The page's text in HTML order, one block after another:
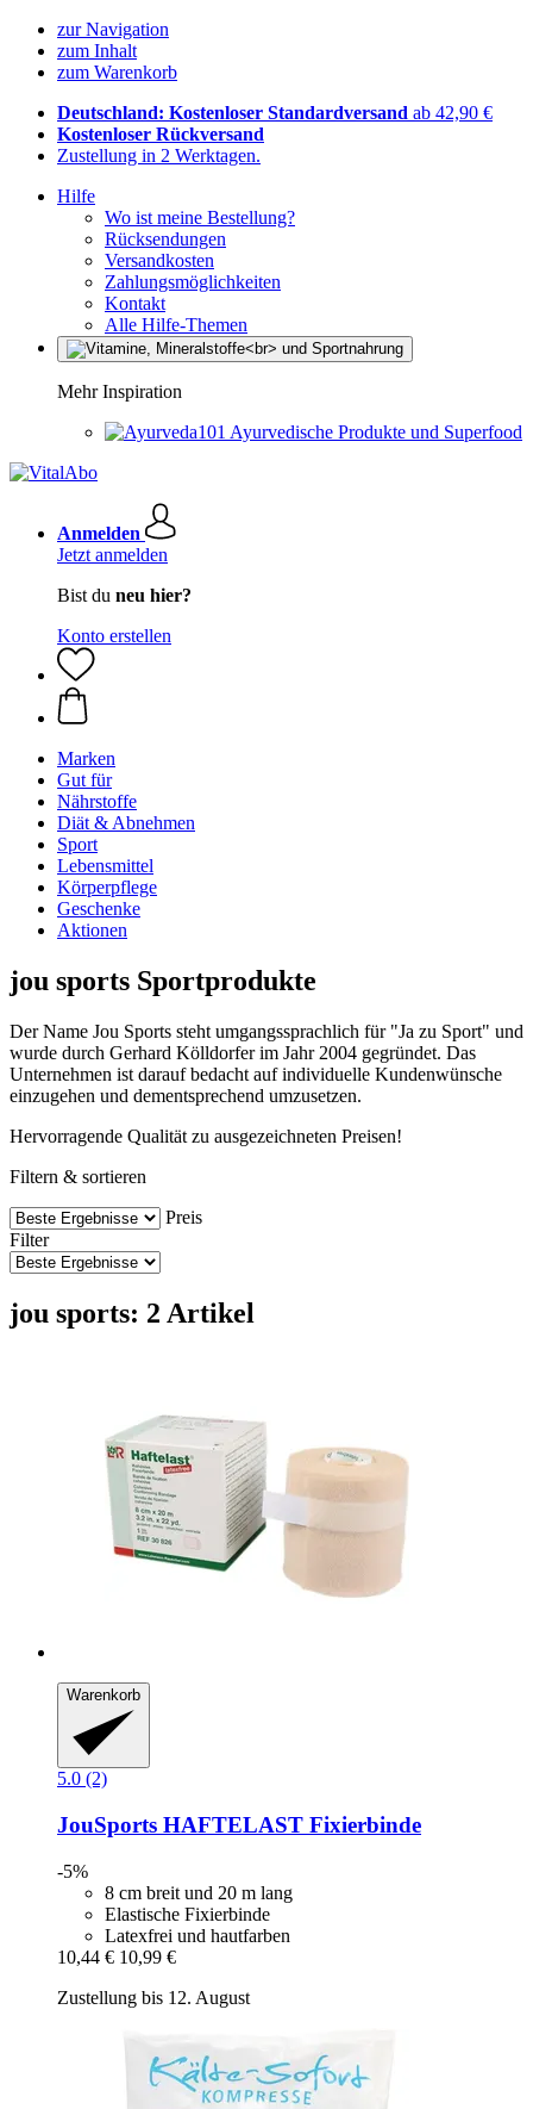
zur Navigation
zum Inhalt
zum Warenkorb
Deutschland: Kostenloser Standardversand ab 42,90 €
Kostenloser Rückversand
Zustellung in 2 Werktagen.
Hilfe
Wo ist meine Bestellung?
Rücksendungen
Versandkosten
Zahlungsmöglichkeiten
Kontakt
Alle Hilfe-Themen
Mehr Inspiration
Ayurvedische Produkte und Superfood
Anmelden
Jetzt anmelden
Bist du neu hier?
Konto erstellen
Marken
Gut für
Nährstoffe
Diät & Abnehmen
Sport
Lebensmittel
Körperpflege
Geschenke
Aktionen
jou sports Sportprodukte
Der Name Jou Sports steht umgangssprachlich für "Ja zu Sport" und
wurde durch Gerhard Kölldorfer im Jahr 2004 gegründet. Das
Unternehmen ist darauf bedacht auf individuelle Kundenwünsche
einzugehen und dementsprechend umzusetzen.
Hervorragende Qualität zu ausgezeichneten Preisen!
Filtern & sortieren
Preis
Filter
jou sports: 2 Artikel
Warenkorb
5.0 (2)
JouSports HAFTELAST Fixierbinde
-5%
8 cm breit und 20 m lang
Elastische Fixierbinde
Latexfrei und hautfarben
10,44 € 10,99 €
Zustellung bis 12. August